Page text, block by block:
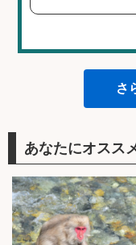
さ
あなたにオスス